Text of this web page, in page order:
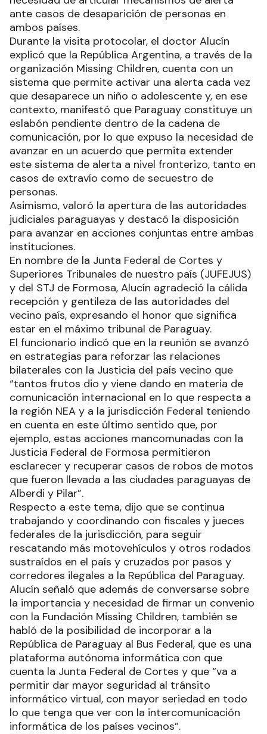
ante casos de desaparición de personas en
ambos países.
Durante la visita protocolar, el doctor Alucín
explicó que la República Argentina, a través de la
organización Missing Children, cuenta con un
sistema que permite activar una alerta cada vez
que desaparece un niño o adolescente y, en ese
contexto, manifestó que Paraguay constituye un
eslabón pendiente dentro de la cadena de
comunicación, por lo que expuso la necesidad de
avanzar en un acuerdo que permita extender
este sistema de alerta a nivel fronterizo, tanto en
casos de extravío como de secuestro de
personas.
Asimismo, valoró la apertura de las autoridades
judiciales paraguayas y destacó la disposición
para avanzar en acciones conjuntas entre ambas
instituciones.
En nombre de la Junta Federal de Cortes y
Superiores Tribunales de nuestro país (JUFEJUS)
y del STJ de Formosa, Alucín agradeció la cálida
recepción y gentileza de las autoridades del
vecino país, expresando el honor que significa
estar en el máximo tribunal de Paraguay.
El funcionario indicó que en la reunión se avanzó
en estrategias para reforzar las relaciones
bilaterales con la Justicia del país vecino que
“tantos frutos dio y viene dando en materia de
comunicación internacional en lo que respecta a
la región NEA y a la jurisdicción Federal teniendo
en cuenta en este último sentido que, por
ejemplo, estas acciones mancomunadas con la
Justicia Federal de Formosa permitieron
esclarecer y recuperar casos de robos de motos
que fueron llevada a las ciudades paraguayas de
Alberdi y Pilar”.
Respecto a este tema, dijo que se continua
trabajando y coordinando con fiscales y jueces
federales de la jurisdicción, para seguir
rescatando más motovehículos y otros rodados
sustraídos en el país y cruzados por pasos y
corredores ilegales a la República del Paraguay.
Alucín señaló que además de conversarse sobre
la importancia y necesidad de firmar un convenio
con la Fundación Missing Children, también se
habló de la posibilidad de incorporar a la
República de Paraguay al Bus Federal, que es una
plataforma autónoma informática con que
cuenta la Junta Federal de Cortes y que “va a
permitir dar mayor seguridad al tránsito
informático virtual, con mayor seriedad en todo
lo que tenga que ver con la intercomunicación
informática de los países vecinos”.